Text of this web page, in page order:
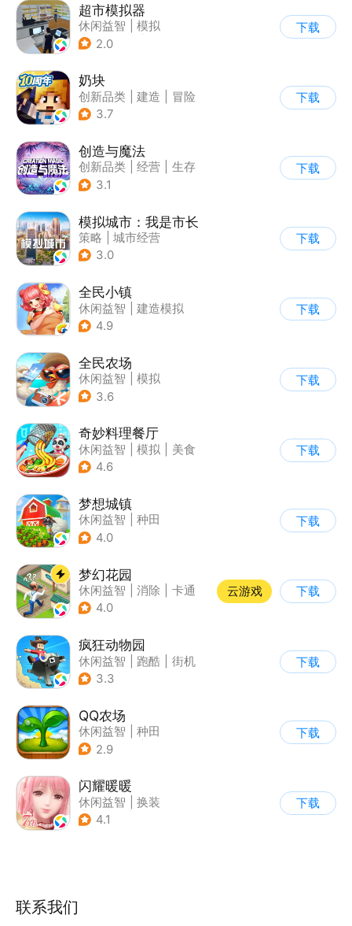
超市模拟器
休闲益智
模拟
| 文字游戏
2.0
下载
奶块
创新品类 建造
冒险
| 开放世界
3.7
下载
创造与魔法
创新品类 经营
生存
| 开放世界
3.1
下载
模拟城市：我是市长
策略
城市经营
| 模拟城市
3.0
下载
全民小镇
休闲益智
建造模拟
| 卡通
4.9
下载
全民农场
休闲益智
模拟
| 田园生活
3.6
下载
奇妙料理餐厅
休闲益智 模拟
美食
| 宝宝巴士
4.6
下载
梦想城镇
休闲益智
种田
| 田园生活
4.0
下载
梦幻花园
休闲益智 消除
卡通
| 创梦天地
4.0
云游戏 下载
疯狂动物园
休闲益智 跑酷
街机
| 像素风
3.3
下载
QQ农场
休闲益智
种田
| 田园生活
2.9
下载
闪耀暖暖
休闲益智
换装
| 女性向
4.1
下载
联系我们